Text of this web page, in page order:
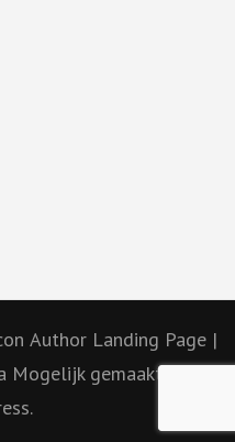
Author Landing Page |
Mogelijk gemaakt door